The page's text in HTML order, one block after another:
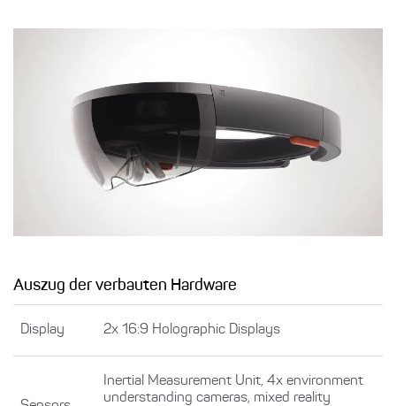
Auszug der verbauten Hardware
Display 2x 16:9 Holographic Displays
Inertial Measurement Unit, 4x environment
understanding cameras, mixed reality